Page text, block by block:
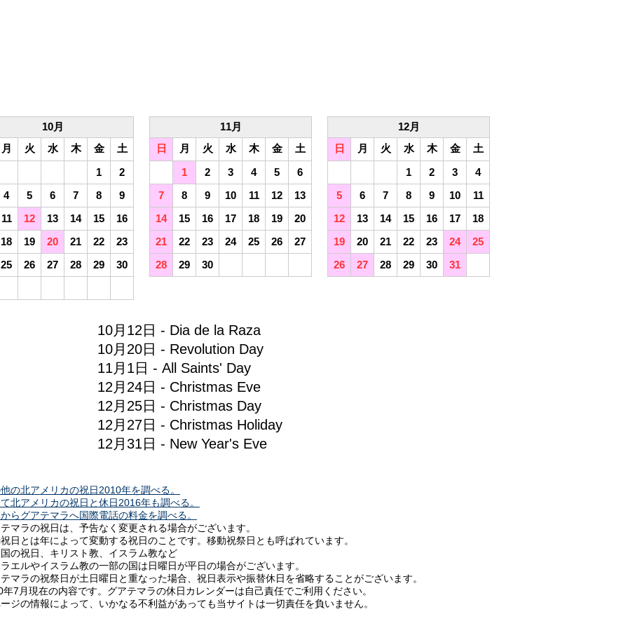
10月
月 火 水 木 金
土
1
2
4 5 6 7 8
9
11 12 13 14 15
16
18 19 20 21 22
23
25 26 27 28 29
30
11月
日
月 火 水 木 金
土
1
2 3 4 5
6
7
8 9 10 11 12
13
14
15 16 17 18 19
20
21
22 23 24 25 26
27
28
29 30
12月
日
月 火 水 木 金
土
1
2 3
4
5
6 7 8 9 10
11
12
13 14 15 16 17
18
19
20 21 22 23 24
25
26
27 28 29 30 31
10月12日 - Dia de la Raza
10月20日 - Revolution Day
11月1日 - All Saints' Day
12月24日 - Christmas Eve
12月25日 - Christmas Day
12月27日 - Christmas Holiday
12月31日 - New Year's Eve
の北アメリカの祝日2010年を調べる。
北アメリカの祝日と休日2016年も調べる。
らグアテマラへ国際電話の料金を調べる。
テマラの祝日は、予告なく変更される場合がございます。
祝日とは年によって変動する祝日のことです。移動祝祭日とも呼ばれています。
の祝日、キリスト教、イスラム教など
ラエルやイスラム教の一部の国は日曜日が平日の場合がございます。
テマラの祝祭日が土日曜日と重なった場合、祝日表示や振替休日を省略することがございます。
年7月現在の内容です。グアテマラの休日カレンダーは自己責任でご利用ください。
ージの情報によって、いかなる不利益があっても当サイトは一切責任を負いません。